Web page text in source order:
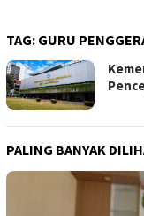
TAG: GURU
PALING BANYAK